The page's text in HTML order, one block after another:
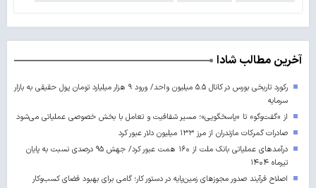
آخرین مطالب شادا
رکورد تاریخی بورس در کانال ۵.۵ میلیون واحد/ ورود ۹ هزار میلیارد تومان پول حقیقی به بازار
سرمایه
از «گفت‌وگو» تا «پاسخگویی»؛ مسیر شفافیت و تعامل با بخش خصوصی عملیاتی می‌شود
صادرات گمرکات مازندران از مرز ۱۳۳ میلیون دلار عبور کرد
درآمدهای عملیاتی بانک ملت از ۱۶۰ همت عبور کرد/ جهش ۹۵ درصدی نسبت به پایان
تیرماه ۱۴۰۴
اصلاح فرآیند صدور مجوزهای زمین‌پایه در دستور کار؛ گامی برای بهبود فضای کسب‌وکار